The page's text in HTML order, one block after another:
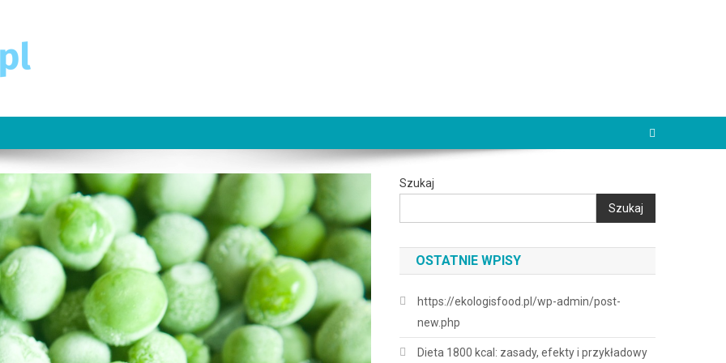
Szukaj
Szukaj
OSTATNIE WPISY
https://ekologisfood.pl/wp-admin/post-
new.php
Dieta 1800 kcal: zasady, efekty i przykładowy